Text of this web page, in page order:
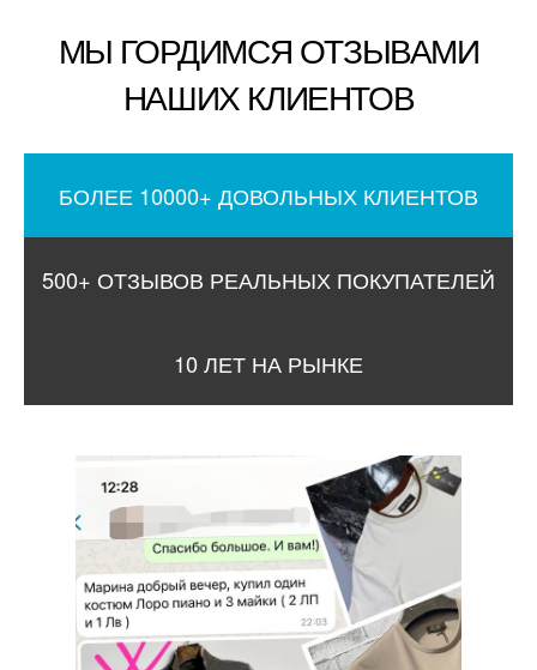
МЫ ГОРДИМСЯ ОТЗЫВАМИ
НАШИХ КЛИЕНТОВ
БОЛЕЕ 10000+ ДОВОЛЬНЫХ КЛИЕНТОВ
500+ ОТЗЫВОВ РЕАЛЬНЫХ ПОКУПАТЕЛЕЙ
10 ЛЕТ НА РЫНКЕ